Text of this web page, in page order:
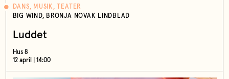
DANS, MUSIK, TEATER
BIG WIND, BRONJA NOVAK LINDBLAD
Luddet
Hus 8
12 april | 14:00